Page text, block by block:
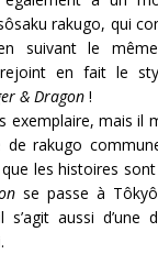
rakugo, qui
suivant le
rejoint en fait le
& Dragon !
exemplaire, mais il
de rakugo
les histoires
se passe à
s’agit aussi d’une